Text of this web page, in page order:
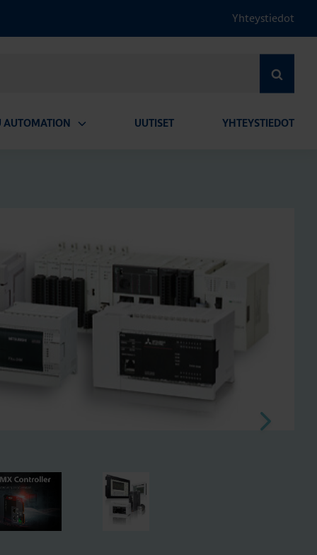
Yhteystiedot
AUTOMATION UUTISET YHTEYSTIEDOT